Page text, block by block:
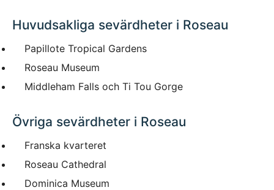
Huvudsakliga sevärdheter i Roseau
Papillote Tropical Gardens
Roseau Museum
Middleham Falls och Ti Tou Gorge
Övriga sevärdheter i Roseau
Franska kvarteret
Roseau Cathedral
Dominica Museum